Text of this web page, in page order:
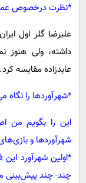
*نظرت درخصوص
علیرضا گلر اول
داشته، ولی هنوز
عابدزاده مقایسه کرد.
*شهرآورد‌ها را نگاه
این را بگویم من
شهرآورد‌ها و
*اولین شهرآورد
چند- چند پیش‌بینی